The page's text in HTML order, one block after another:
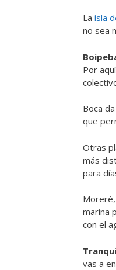
La isla
no sea
Por
Boca
que
Otras
más
para
marina
con el
vas a